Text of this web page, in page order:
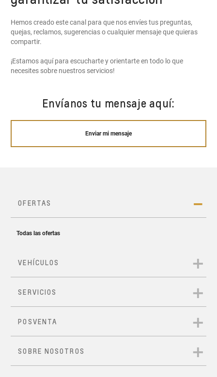
Hemos creado este canal para que nos envíes tus preguntas,
quejas, reclamos, sugerencias o cualquier mensaje que quieras
compartir.
¡Estamos aquí para escucharte y orientarte en todo lo que
necesites sobre nuestros servicios!
Envíanos tu mensaje aquí:
Enviar mi mensaje